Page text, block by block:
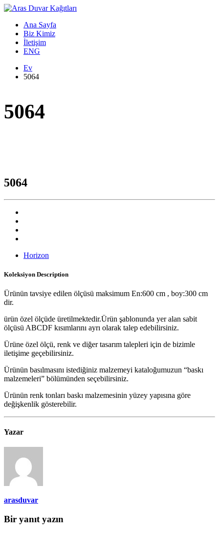
Ana Sayfa
Biz Kimiz
İletişim
ENG
Ev
5064
5064
5064
Horizon
Koleksiyon Description
Ürünün tavsiye edilen ölçüsü maksimum En:600 cm , boy:300 cm
dir.
ürün özel ölçüde üretilmektedir.Ürün şablonunda yer alan sabit
ölçüsü ABCDF kısımlarını ayrı olarak talep edebilirsiniz.
Ürüne özel ölçü, renk ve diğer tasarım talepleri için de bizimle
iletişime geçebilirsiniz.
Ürünün basılmasını istediğiniz malzemeyi kataloğumuzun “baskı
malzemeleri” bölümünden seçebilirsiniz.
Ürünün renk tonları baskı malzemesinin yüzey yapısına göre
değişkenlik gösterebilir.
Yazar
arasduvar
Bir yanıt yazın